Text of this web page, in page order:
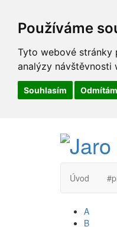
Používáme
Tyto webové stránky
analýzy návštěvnosti
Souhlasím Odmítám
Úvod
A
B